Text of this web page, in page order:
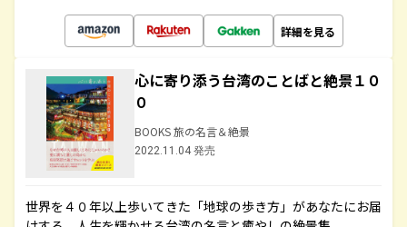
詳細を見る
心に寄り添う台湾のことばと絶景１０
０
BOOKS 旅の名言＆絶景
2022.11.04 発売
世界を４０年以上歩いてきた「地球の歩き方」があなたにお届